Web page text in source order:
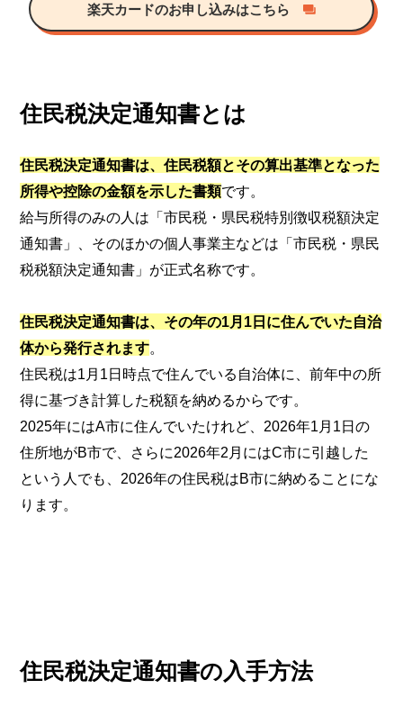
楽天カードのお申し込みはこちら
住民税決定通知書とは
住民税決定通知書は、住民税額とその算出基準となった
所得や控除の金額を示した書類です。
給与所得のみの人は「市民税・県民税特別徴収税額決定
通知書」、そのほかの個人事業主などは「市民税・県民
税税額決定通知書」が正式名称です。
住民税決定通知書は、その年の1月1日に住んでいた自治
体から発行されます。
住民税は1月1日時点で住んでいる自治体に、前年中の所
得に基づき計算した税額を納めるからです。
2025年にはA市に住んでいたけれど、2026年1月1日の
住所地がB市で、さらに2026年2月にはC市に引越した
という人でも、2026年の住民税はB市に納めることにな
ります。
住民税決定通知書の入手方法